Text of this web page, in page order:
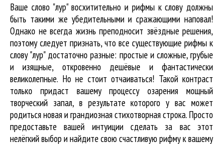
Ваше слово "лур" восхитительно и рифмы к слову должны
быть такими же убедительными и сражающими наповал!
Однако не всегда жизнь преподносит звёздные решения,
поэтому следует признать, что все существующие рифмы к
слову "лур" достаточно разные: простые и сложные, грубые
и изящные, откровенно дешёвые и фантастически
великолепные. Но не стоит отчаиваться! Такой контраст
только придаст вашему процессу озарения мощный
творческий запал, в результате которого у вас может
родиться новая и грандиозная стихотворная строка. Просто
предоставьте вашей интуиции сделать за вас этот
нелёгкий выбор и найдите свою счастливую рифму к вашему